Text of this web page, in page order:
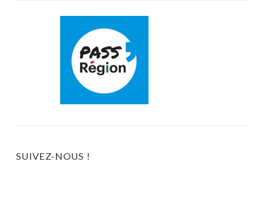
SUIVEZ-NOUS !